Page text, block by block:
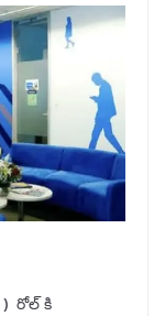
) రోల్ కి